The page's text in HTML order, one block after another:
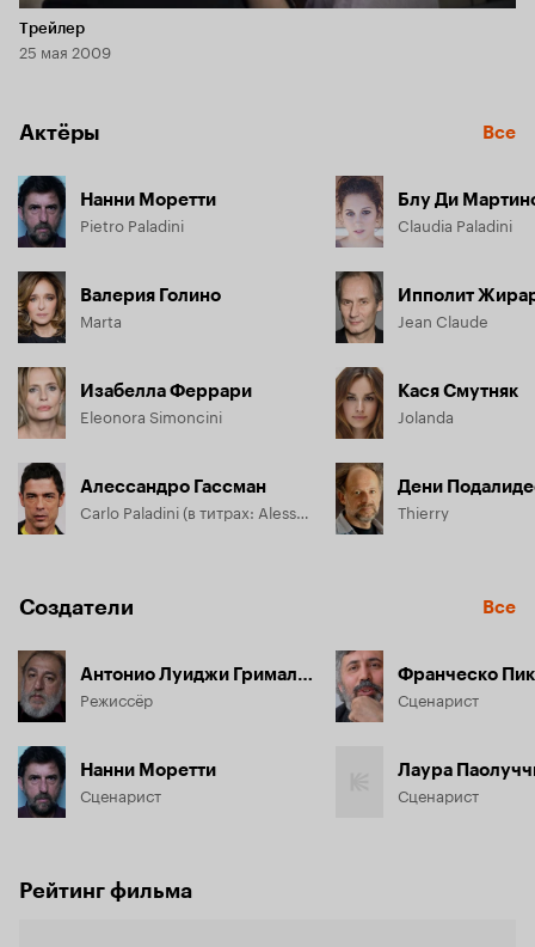
Длительность 2 мин
Трейлер
25 мая 2009
Актёры Все
Нанни Моретти
Pietro Paladini
Валерия Голино
Marta
Изабелла Феррари
Eleonora Simoncini
Алессандро Гассман
Блу Ди
Claudia Paladini
Ипполит
Jean Claude
Кася Смутняк
Jolanda
Дени
Thierry
Создатели Все
Антонио Луиджи Гримальди
Режиссёр
Нанни Моретти
Сценарист
Франческо
Сценарист
Лаура
Сценарист
Рейтинг фильма